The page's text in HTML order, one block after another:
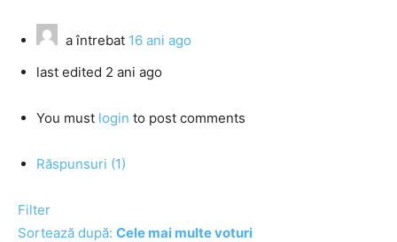
a întrebat 16 ani ago
last edited 2 ani ago
You must login to post comments
Răspunsuri (1)
Filter
Sortează după: Cele mai multe voturi